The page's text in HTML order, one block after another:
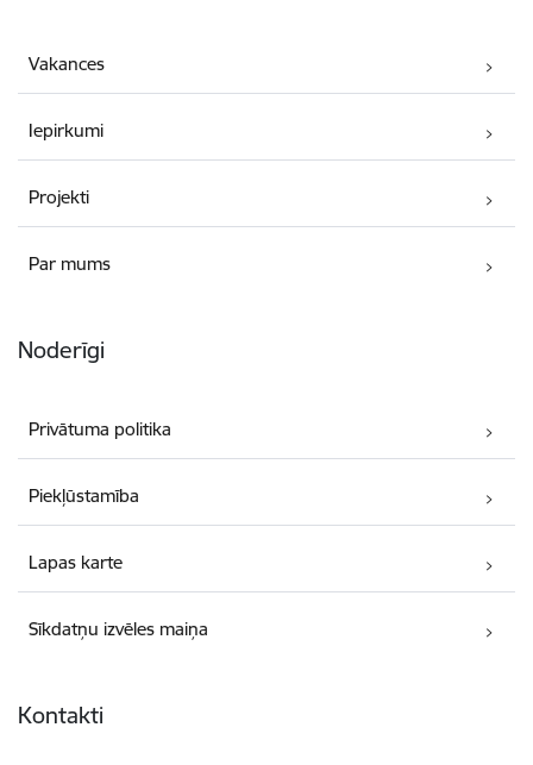
Vakances
Iepirkumi
Projekti
Par mums
Noderīgi
Privātuma politika
Piekļūstamība
Lapas karte
Sīkdatņu izvēles maiņa
Kontakti